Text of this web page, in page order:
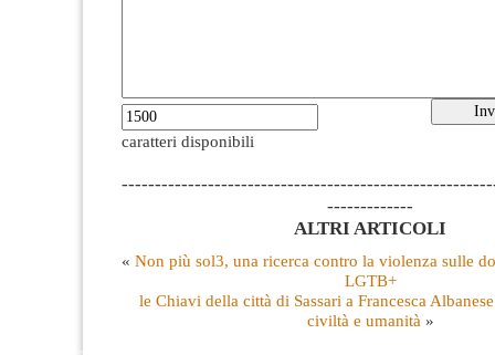
caratteri disponibili
-------------
ALTRI ARTICOLI
« Non più sol3, una ricerca contro la violenza sulle
LGTB+
le Chiavi della città di Sassari a Francesca
civiltà e umanità »